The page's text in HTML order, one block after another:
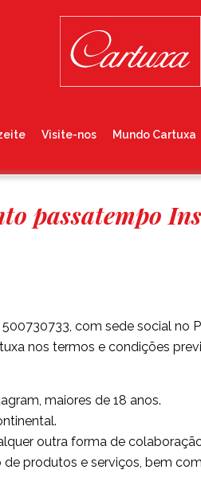
Visite-nos Mundo Cartuxa
passatempo
com sede social no
nos termos e condições
maiores de 18 anos.
outra forma de
produtos e serviços, bem